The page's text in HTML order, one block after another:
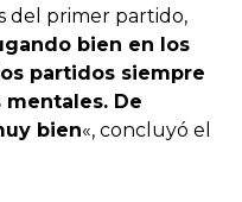
del primer partido,
bien en los
partidos siempre
De
bien«, concluyó el